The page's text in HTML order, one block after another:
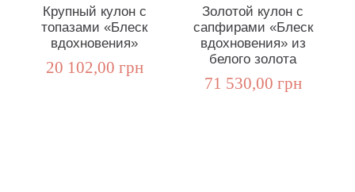
Крупный кулон с
топазами «Блеск
вдохновения»
20 102,00 грн
Золотой кулон с
сапфирами «Блеск
вдохновения» из
белого золота
71 530,00 грн